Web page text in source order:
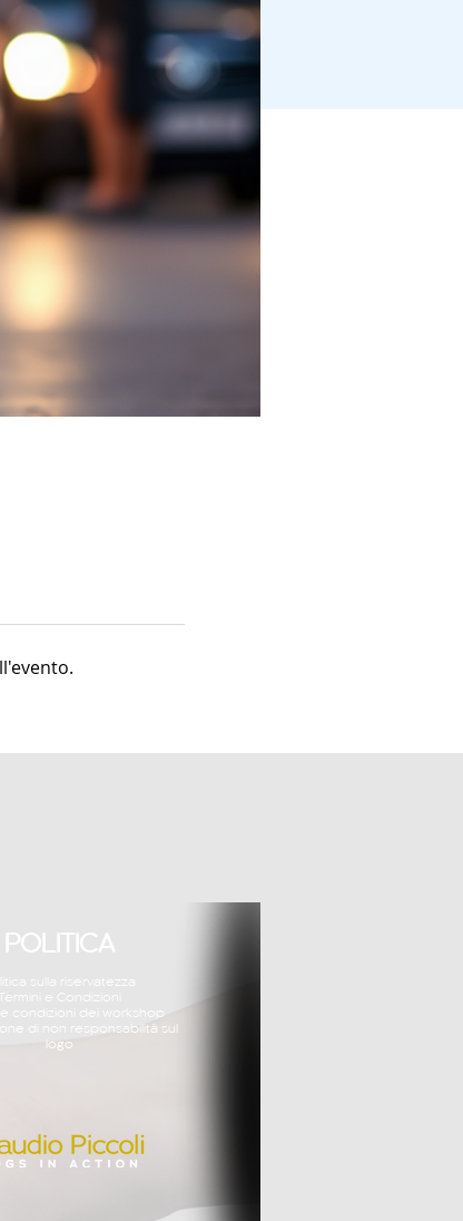
POLITICA
sulla riservatezza
Termini e Condizioni
e condizioni dei workshop
di non responsabilità sul
logo